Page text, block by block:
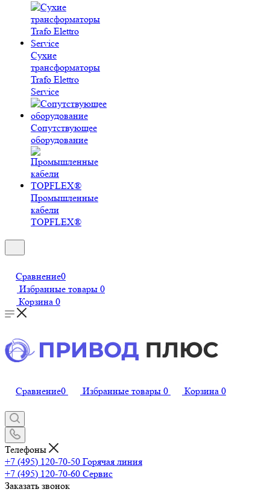
Сухие
трансформаторы
Trafo Elettro
Service
Сопутствующее
оборудование
Промышленные
кабели
TOPFLEX®
Сравнение0
Избранные товары 0
Корзина 0
Сравнение0 Избранные товары 0 Корзина 0
Телефоны
+7 (495) 120-70-50 Горячая линия
+7 (495) 120-70-60 Сервис
Заказать звонок